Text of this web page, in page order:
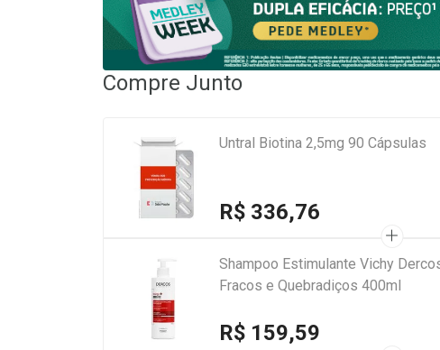
Compre Junto
Untral Biotina 2,5mg 90 Cápsulas
R$ 336,76
Shampoo Estimulante Vichy
Fracos e Quebradiços 400ml
R$ 159,59